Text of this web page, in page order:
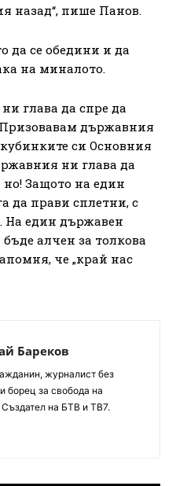
назад“, пише Панов.
да се обедини и да
на миналото.
глава да спре да
Призовавам държавния
си Основния
ни глава да
Защото на един
да прави сплетни, с
На един държавен
алчен за толкова
че „край нас
Бареков
журналист без
борец за свобода на
Създател на БТВ и ТВ7.